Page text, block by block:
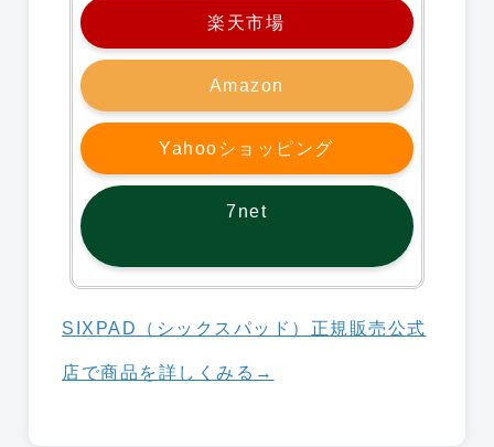
楽天市場
Amazon
Yahooショッピング
7net
SIXPAD（シックスパッド）正規販売公式
店で商品を詳しくみる→